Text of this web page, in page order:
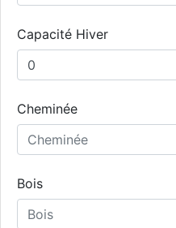
Capacité Hiver
Cheminée
Bois